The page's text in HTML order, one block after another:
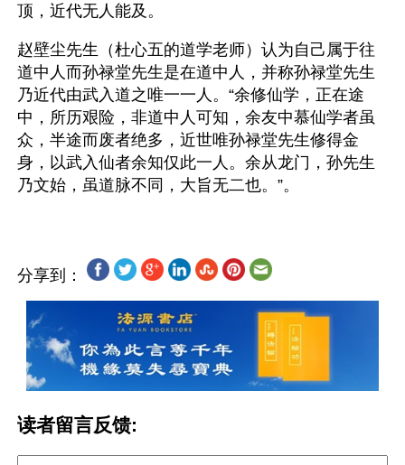
顶，近代无人能及。
赵壁尘先生（杜心五的道学老师）认为自己属于往
道中人而孙禄堂先生是在道中人，并称孙禄堂先生
乃近代由武入道之唯一一人。“余修仙学，正在途
中，所历艰险，非道中人可知，余友中慕仙学者虽
众，半途而废者绝多，近世唯孙禄堂先生修得金
身，以武入仙者余知仅此一人。余从龙门，孙先生
分享到：
读者留言反馈: